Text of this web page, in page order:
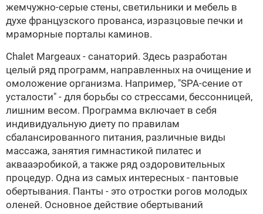
жемчужно-серые стены, светильники и мебель в
духе французского прованса, изразцовые печки и
мраморные порталы каминов.
Chalet Margeaux - санаторий. Здесь разработан
целый ряд программ, направленных на очищение и
омоложение организма. Например, "SPA-сение от
усталости" - для борьбы со стрессами, бессонницей,
лишним весом. Программа включает в себя
индивидуальную диету по правилам
сбалансированного питания, различные виды
массажа, занятия гимнастикой пилатес и
аквааэробикой, а также ряд оздоровительных
процедур. Одна из самых интересных - пантовые
обертывания. Панты - это отростки рогов молодых
оленей. Основное действие обертываний